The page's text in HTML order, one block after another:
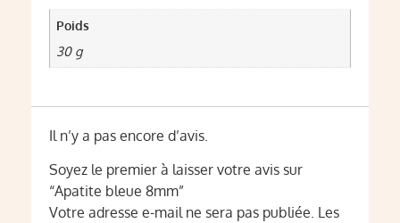
Poids
30 g
Il n’y a pas encore d’avis.
Soyez le premier à laisser votre avis sur
“Apatite bleue 8mm”
Votre adresse e-mail ne sera pas publiée. Les